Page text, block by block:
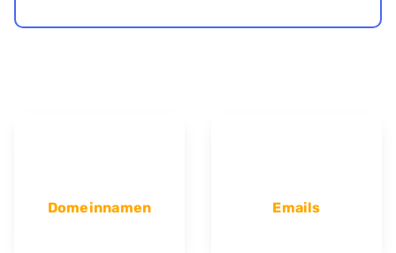
Domeinnamen Emails